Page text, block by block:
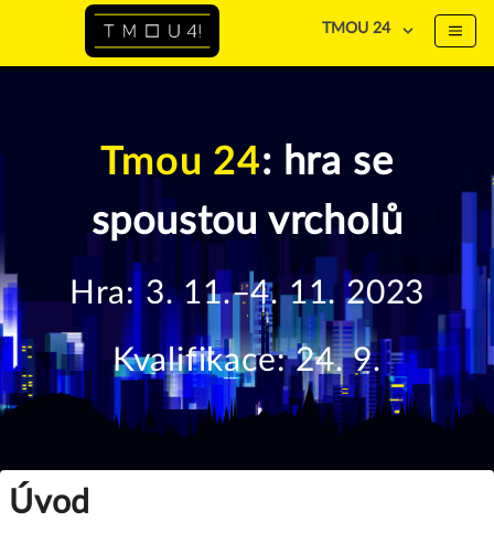
TMOU 24
Tmou 24: hra se
spoustou vrcholů
Hra: 3. 11.–4. 11. 2023
Kvalifikace: 24. 9.
Úvod